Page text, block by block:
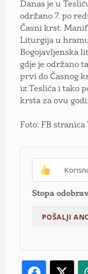
Danas je u
održano 7. po
Časni krst.
Liturgija u
Bogojavljenska
gdje je održano
prvi do Časnog
iz Teslića i tako
krsta za ovu
Foto: FB
Stopa